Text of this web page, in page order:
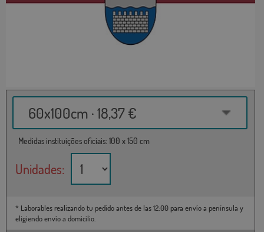
60x100cm · 18,37 €
Medidas instituições oficiais: 100 x 150 cm
Unidades:
* Laborables realizando tu pedido antes de las 12:00 para envío a península y
eligiendo envío a domicilio.